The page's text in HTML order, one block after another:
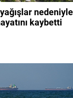
nedeniyle
kaybetti